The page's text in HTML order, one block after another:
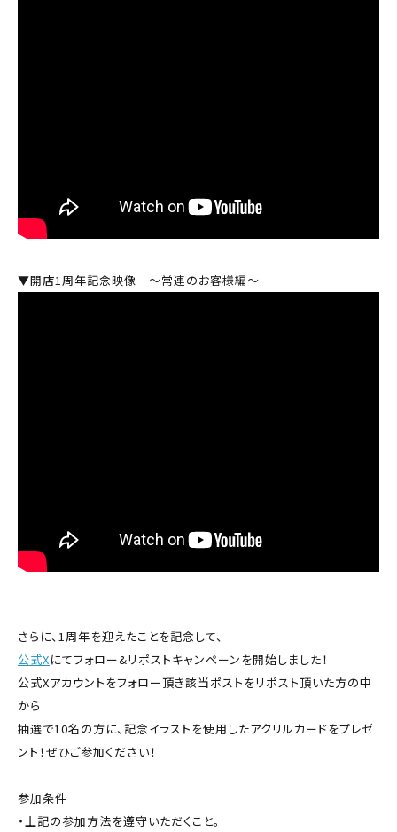
▼開店1周年記念映像 ～常連のお客様編～
さらに、1周年を迎えたことを記念して、
公式Xにてフォロー&リポストキャンペーンを開始しました！
公式Xアカウントをフォロー頂き該当ポストをリポスト頂いた方の中
から
抽選で10名の方に、記念イラストを使用したアクリルカードをプレゼ
ント！ぜひご参加ください！
参加条件
・上記の参加方法を遵守いただくこと。